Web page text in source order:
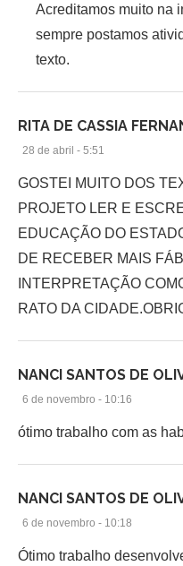
Acreditamos muito na
sempre postamos
texto.
RITA DE CASSIA
28 de abril - 5:51
GOSTEI MUITO DOS
PROJETO LER E
EDUCAÇÃO DO
DE RECEBER MAIS
INTERPRETAÇÃO
RATO DA
NANCI SANTOS DE
6 de novembro - 10:16
ótimo trabalho com as
NANCI SANTOS DE
6 de novembro - 10:18
Ótimo trabalho